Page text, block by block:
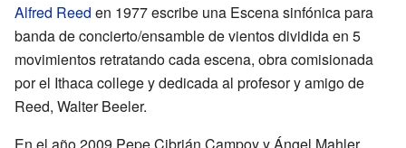
Alfred Reed en 1977 escribe una Escena sinfónica para
banda de concierto/ensamble de vientos dividida en 5
movimientos retratando cada escena, obra comisionada
por el Ithaca college y dedicada al profesor y amigo de
Reed, Walter Beeler.
En el año 2009 Pepe Cibrián Campoy y Ángel Mahler